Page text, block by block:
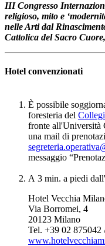
III Congresso
religioso, mito e
nelle Arti dal
Cattolica del Sacro
Hotel convenzionati
È possibile
foresteria del
fronte all'Università
una mail di
messaggio
A 3 min. a piedi
Hotel Vecchia
Via Borromei, 4
20123 Milano
Tel. +39 02 875042